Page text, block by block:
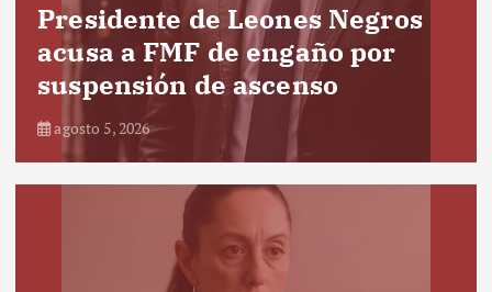
Presidente de Leones Negros
acusa a FMF de engaño por
suspensión de ascenso
agosto 5, 2026